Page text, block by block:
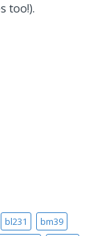
too!).
bl231
bm39